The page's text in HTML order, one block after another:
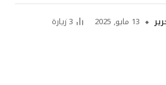
13 مايو, 2025 3زيارة